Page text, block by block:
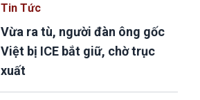
Tin Tức
Vừa ra tù, người đàn ông gốc
Việt bị ICE bắt giữ, chờ trục
xuất